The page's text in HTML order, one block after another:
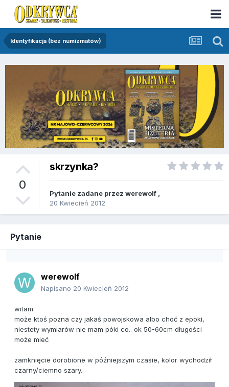
Identyfikacja (bez numizmatów)
0
skrzynka?
Pytanie zadane przez werewolf
20 Kwiecień 2012
Pytanie
werewolf
Napisano 20 Kwiecień 2012
witam
może ktoś pozna czy jakaś powojskowa albo choć z epoki,
niestety wymiarów nie mam póki co.. ok 50-60cm długości
może mieć
zamknięcie dorobione w późniejszym czasie, kolor wychodził
czarny/ciemno szary..